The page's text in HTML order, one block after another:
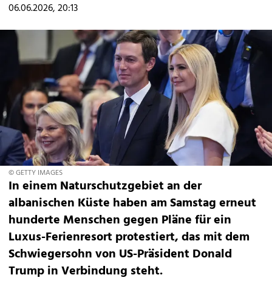
06.06.2026, 20:13
© GETTY IMAGES
In einem Naturschutzgebiet an der
albanischen Küste haben am Samstag erneut
hunderte Menschen gegen Pläne für ein
Luxus-Ferienresort protestiert, das mit dem
Schwiegersohn von US-Präsident Donald
Trump in Verbindung steht.